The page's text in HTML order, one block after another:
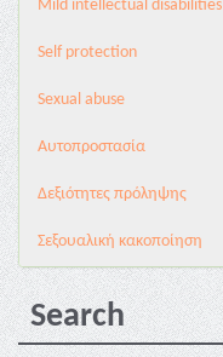
Mild intellectual disabilities
Self protection
Sexual abuse
Αυτοπροστασία
Δεξιότητες πρόληψης
Σεξουαλική κακοποίηση
Search